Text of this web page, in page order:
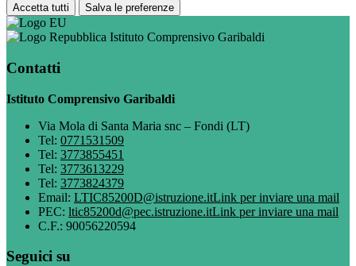
Accetta tutti Salva le preferenze
Istituto Comprensivo Garibaldi
Contatti
Istituto Comprensivo Garibaldi
Via Mola di Santa Maria snc – Fondi (LT)
Tel: 0771531509
Tel: 3773855451
Tel: 3773613229
Tel: 3773824379
Email: LTIC85200D@istruzione.itLink per inviare una mail
PEC: ltic85200d@pec.istruzione.itLink per inviare una mail
C.F.: 90056220594
Seguici su